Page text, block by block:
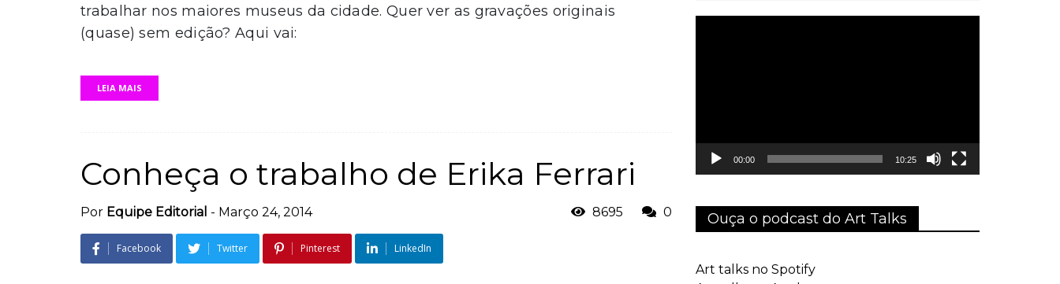
trabalhar nos maiores museus da cidade. Quer ver as gravações originais
(quase) sem edição? Aqui vai:
LEIA MAIS
Conheça o trabalho de Erika Ferrari
Por Equipe Editorial - Março 24, 2014 8695 0
Facebook Twitter Pinterest LinkedIn
00:00 10:25
Ouça o podcast do Art Talks
Art talks no Spotify